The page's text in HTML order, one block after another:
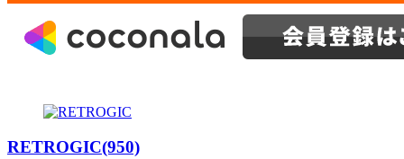
RETROGIC(950)